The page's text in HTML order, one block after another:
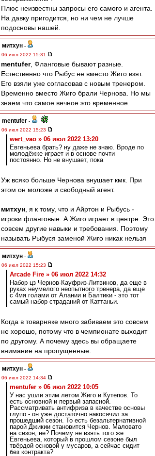
Плюс неизвестны запросы его самого и агента.
На давку пригодится, но ни чем не лучше
подосновы нашей.
митхун -
06 июл 2022 15:31
mentufer, Фланговые бывают разные.
Естественно что Рыбус не вместо Жиго взят.
Его взяли уже согласовав с новым тренером.
Временно вместо Жиго брали Чернова. Но мы
знаем что самое вечное это временное.
mentufer -
06 июл 2022 15:23
wert_vao » 06 июл 2022 13:20
Евгеньева брать? ну даже не знаю. Вроде по
молодёжке играет и в основе почти
постоянно. Но не внушает, пока
Уж всяко больше Чернова внушает кмк. При
этом он моложе и свободный агент.
митхун , я к тому, что и Айртон и Рыбусь -
игроки фланговые. А Жиго играет в центре. Это
совсем другие навыки и требования. Поэтому
называть Рыбуся заменой Жиго никак нельзя
митхун -
06 июл 2022 15:23
Arcade Fire » 06 июл 2022 14:32
Набор цз Чернов-Кауфриз-Литвинов, да еще в
руках неумелого неопытного тренера, да еще
с 4мя голами от Алании и Балтики - это тот
самый набор страданий от Каттаньи.
Когда в товарняке много забиваем это совсем
не хорошо, потому что в чемпионате выходит
по другому. А почему здесь вы обращаете
внимание на пропущенные.
митхун -
06 июл 2022 14:34
mentufer » 06 июл 2022 10:05
У нас ушли этим летом Жиго и Кутепов. То
есть основной и первый запасной.
Рассматривать антифриза в качестве основы
глупо - он уже достаточно накосячил за
прошедший сезон. То есть безальтернативной
парой Джикии становится Чернов. Маловато
на сезон, не? Почему не взять того же
Евгеньева, который в прошлом сезоне был
твёрдой основой у мусаров, а сейчас сидит
без контракта?